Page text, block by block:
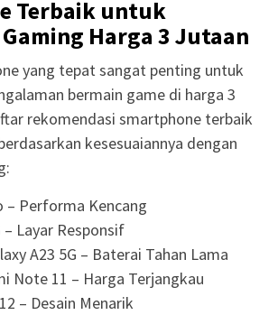
Terbaik untuk
Harga 3 Jutaan
yang tepat sangat penting untuk
bermain game di harga 3
rekomendasi smartphone terbaik
kesesuaiannya dengan
– Performa Kencang
– Layar Responsif
A23 5G – Baterai Tahan Lama
Note 11 – Harga Terjangkau
– Desain Menarik